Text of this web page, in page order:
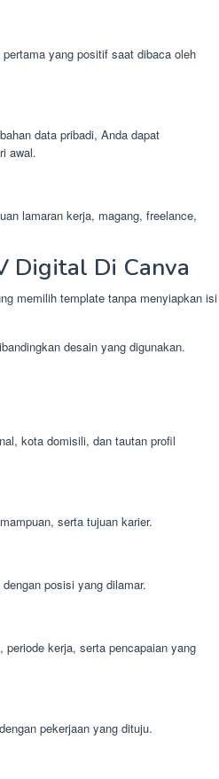
yang positif saat dibaca oleh
data pribadi, Anda dapat
awal.
lamaran kerja, magang, freelance,
Digital Di Canva
memilih template tanpa menyiapkan isi
desain yang digunakan.
kota domisili, dan tautan profil
serta tujuan karier.
posisi yang dilamar.
kerja, serta pencapaian yang
pekerjaan yang dituju.